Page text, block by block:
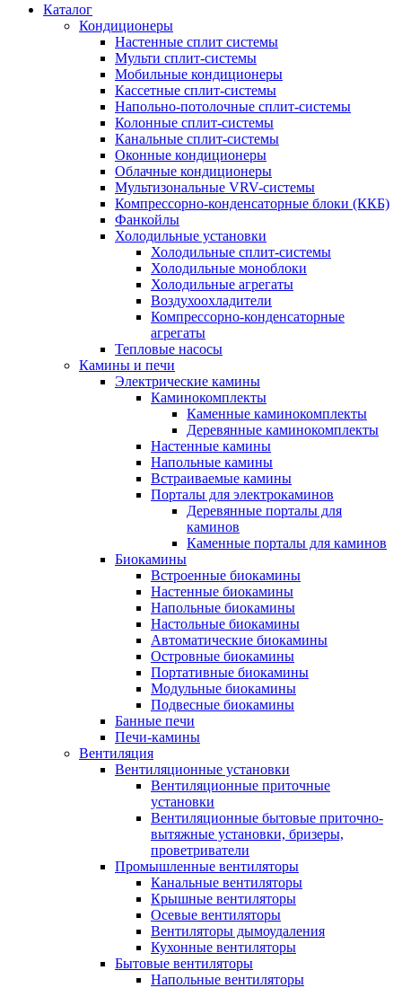
Каталог
Кондиционеры
Настенные сплит системы
Мульти сплит-системы
Мобильные кондиционеры
Кассетные сплит-системы
Напольно-потолочные сплит-системы
Колонные сплит-системы
Канальные сплит-системы
Оконные кондиционеры
Облачные кондиционеры
Мультизональные VRV-системы
Компрессорно-конденсаторные блоки (ККБ)
Фанкойлы
Холодильные установки
Холодильные сплит-системы
Холодильные моноблоки
Холодильные агрегаты
Воздухоохладители
Компрессорно-конденсаторные
агрегаты
Тепловые насосы
Камины и печи
Электрические камины
Каминокомплекты
Каменные каминокомплекты
Деревянные каминокомплекты
Настенные камины
Напольные камины
Встраиваемые камины
Порталы для электрокаминов
Деревянные порталы для
каминов
Каменные порталы для каминов
Биокамины
Встроенные биокамины
Настенные биокамины
Напольные биокамины
Настольные биокамины
Автоматические биокамины
Островные биокамины
Портативные биокамины
Модульные биокамины
Подвесные биокамины
Банные печи
Печи-камины
Вентиляция
Вентиляционные установки
Вентиляционные приточные
установки
Вентиляционные бытовые приточно-
вытяжные установки, бризеры,
проветриватели
Промышленные вентиляторы
Канальные вентиляторы
Крышные вентиляторы
Осевые вентиляторы
Вентиляторы дымоудаления
Кухонные вентиляторы
Бытовые вентиляторы
Напольные вентиляторы